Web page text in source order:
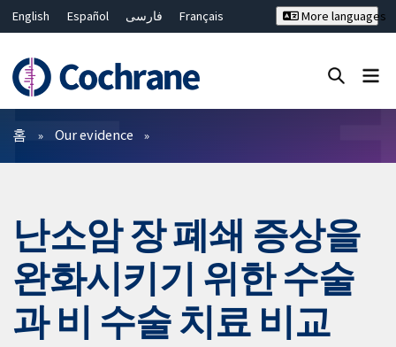
English Español فارسی
Français
Bahasa Malaysia
ไทย
繁體中文
简体中文
More languages
필터
홈 Our evidence
난소암 장 폐쇄 증상을
완화시키기 위한 수술
과 비 수술 치료 비교